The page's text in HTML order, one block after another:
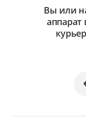
Вы или
аппарат